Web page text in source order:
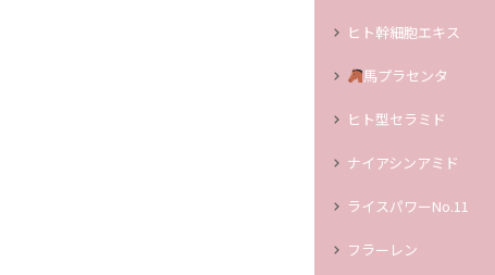
ヒト幹細胞エキス
馬プラセンタ
ヒト型セラミド
ナイアシンアミド
ライスパワーNo.11
フラーレン